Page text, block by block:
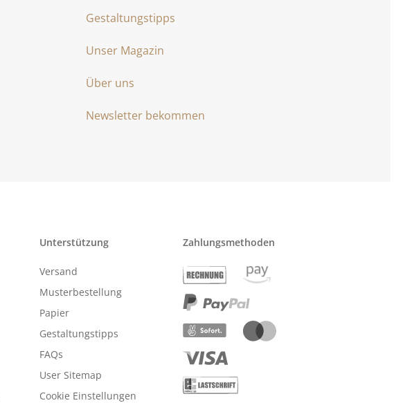
Gestaltungstipps
Unser Magazin
Über uns
Newsletter bekommen
Unterstützung
Versand
Musterbestellung
Papier
Gestaltungstipps
FAQs
User Sitemap
Cookie Einstellungen
Zahlungsmethoden